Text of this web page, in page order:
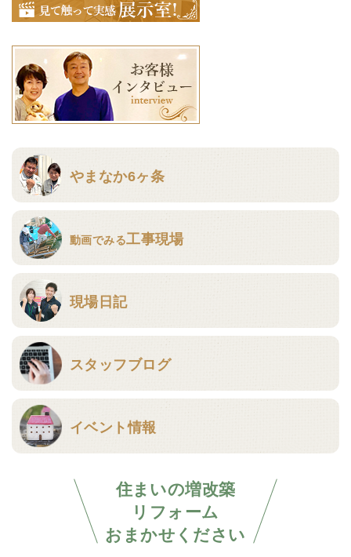
やまなか6ヶ条
動画でみる工事現場
現場日記
スタッフブログ
イベント情報
住まいの増改築
リフォーム
おまかせください